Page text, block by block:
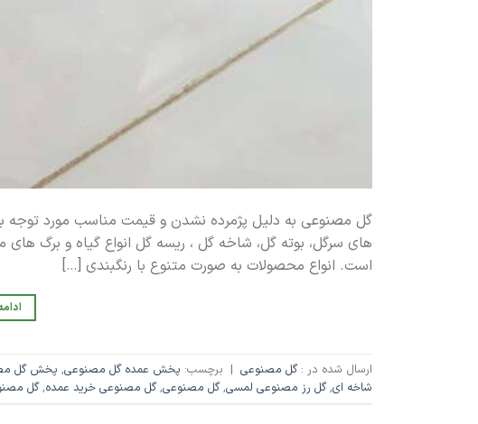
گل مصنوعی به دلیل پژمرده نشدن و قیمت مناسب مورد
های سرگل، بوته گل، شاخه گل ، ریسه گل انواع گیاه و برگ های
است. انواع محصولات به صورت متنوع با رنگبندی […]
ارسال شده در :گل مصنوعی | برچسب: پخش عمده گل مصنوعی, پخش گل
شاخه ای,گل رز مصنوعی لمسی,گل مصنوعی,گل مصنوعی خرید عمده,گل